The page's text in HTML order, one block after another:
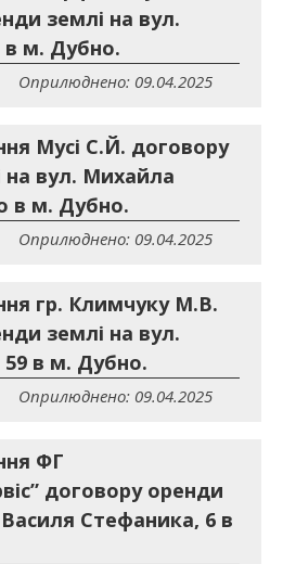
землі на вул.
в м. Дубно.
Оприлюднено: 09.04.2025
Мусі С.Й. договору
на вул. Михайла
в м. Дубно.
Оприлюднено: 09.04.2025
гр. Климчуку М.В.
землі на вул.
59 в м. Дубно.
Оприлюднено: 09.04.2025
ФГ
договору оренди
Стефаника, 6 в